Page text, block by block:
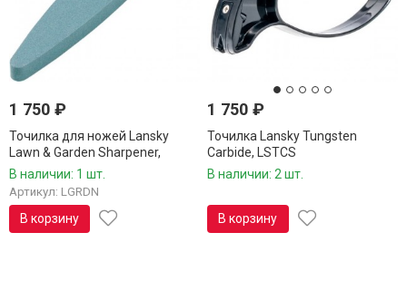
1 750 ₽
Точилка для ножей Lansky
Lawn & Garden Sharpener,
LGRDN
В наличии: 1 шт.
Артикул: LGRDN
В корзину
1 750₽
Точилка Lansky Tungsten
Carbide, LSTCS
В наличии: 2 шт.
В корзину